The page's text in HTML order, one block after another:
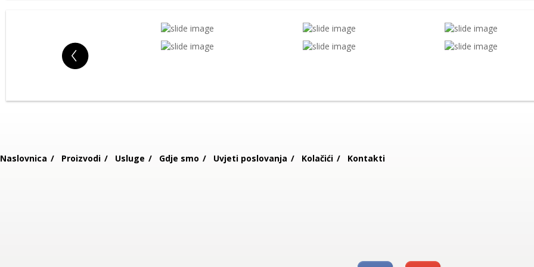
Naslovnica Proizvodi Usluge Gdje smo Uvjeti poslovanja Kolačići Kontakti